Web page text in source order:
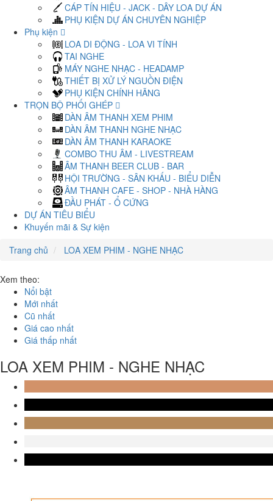
CÁP TÍN HIỆU - JACK - DÂY LOA DỰ ÁN
PHỤ KIỆN DỰ ÁN CHUYÊN NGHIỆP
Phụ kiện
LOA DI ĐỘNG - LOA VI TÍNH
TAI NGHE
MÁY NGHE NHẠC - HEADAMP
THIẾT BỊ XỬ LÝ NGUỒN ĐIỆN
PHỤ KIỆN CHÍNH HÃNG
TRỌN BỘ PHỐI GHÉP
DÀN ÂM THANH XEM PHIM
DÀN ÂM THANH NGHE NHẠC
DÀN ÂM THANH KARAOKE
COMBO THU ÂM - LIVESTREAM
ÂM THANH BEER CLUB - BAR
HỘI TRƯỜNG - SÂN KHẤU - BIỂU DIỄN
ÂM THANH CAFE - SHOP - NHÀ HÀNG
ĐẦU PHÁT - Ổ CỨNG
DỰ ÁN TIÊU BIỂU
Khuyến mãi & Sự kiện
Trang chủ
LOA XEM PHIM - NGHE NHẠC
Xem theo:
Nổi bật
Mới nhất
Cũ nhất
Giá cao nhất
Giá thấp nhất
LOA XEM PHIM - NGHE NHẠC